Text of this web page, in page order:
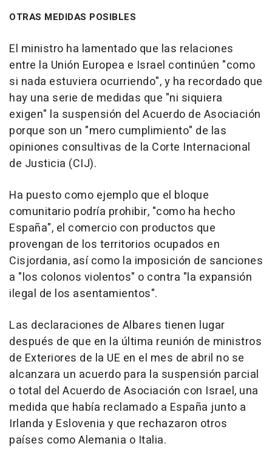
OTRAS MEDIDAS POSIBLES
El ministro ha lamentado que las relaciones
entre la Unión Europea e Israel continúen "como
si nada estuviera ocurriendo", y ha recordado que
hay una serie de medidas que "ni siquiera
exigen" la suspensión del Acuerdo de Asociación
porque son un "mero cumplimiento" de las
opiniones consultivas de la Corte Internacional
de Justicia (CIJ).
Ha puesto como ejemplo que el bloque
comunitario podría prohibir, "como ha hecho
España", el comercio con productos que
provengan de los territorios ocupados en
Cisjordania, así como la imposición de sanciones
a "los colonos violentos" o contra "la expansión
ilegal de los asentamientos".
Las declaraciones de Albares tienen lugar
después de que en la última reunión de ministros
de Exteriores de la UE en el mes de abril no se
alcanzara un acuerdo para la suspensión parcial
o total del Acuerdo de Asociación con Israel, una
medida que había reclamado a España junto a
Irlanda y Eslovenia y que rechazaron otros
países como Alemania o Italia.